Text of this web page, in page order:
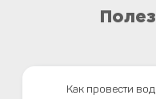
Как провести